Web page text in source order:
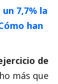
7,7% la
han
de
más que